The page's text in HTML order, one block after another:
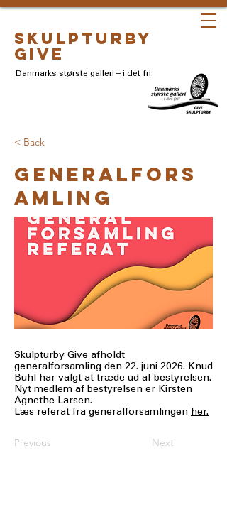
Danmarks største galleri – i det fri
skulpturby
give
< Back
Generalfors
amling
Skulpturby Give afholdt
generalforsamling den 22. juni 2026. Knud
Buhl har valgt at træde ud af bestyrelsen.
Nyt medlem af bestyrelsen er Kirsten
Agnethe Larsen.
Læs referat fra generalforsamlingen her.
Previous Next